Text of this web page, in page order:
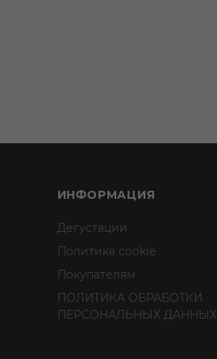
ИНФОРМАЦИЯ
Дегустации
Политика cookie
Покупателям
ПОЛИТИКА ОБРАБОТКИ
ПЕРСОНАЛЬНЫХ ДАННЫХ